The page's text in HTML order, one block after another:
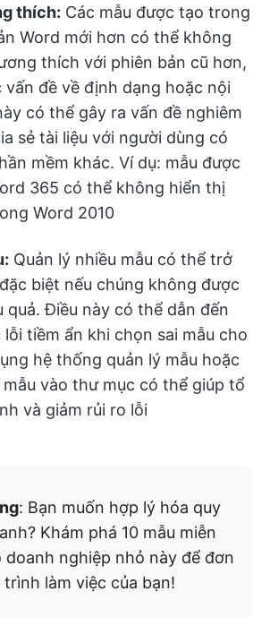
thích: Các mẫu được tạo trong
Word mới hơn có thể không
thích với phiên bản cũ hơn,
vấn đề về định dạng hoặc nội
có thể gây ra vấn đề nghiêm
sẻ tài liệu với người dùng có
mềm khác. Ví dụ: mẫu được
365 có thể không hiển thị
Word 2010
Quản lý nhiều mẫu có thể trở
biệt nếu chúng không được
quả. Điều này có thể dẫn đến
lỗi tiềm ẩn khi chọn sai mẫu cho
hệ thống quản lý mẫu hoặc
mẫu vào thư mục có thể giúp tổ
và giảm rủi ro lỗi
: Bạn muốn hợp lý hóa quy
Khám phá 10 mẫu miễn
doanh nghiệp nhỏ này để đơn
làm việc của bạn!